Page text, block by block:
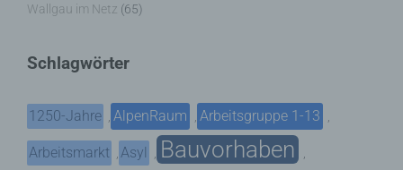
Wallgau im Netz (65)
Schlagwörter
1250-Jahre , AlpenRaum , Arbeitsgruppe 1-13 ,
Arbeitsmarkt , Asyl , Bauvorhaben ,